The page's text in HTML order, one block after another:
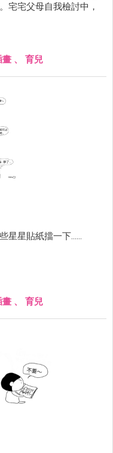
宅宅父母自我檢討中，
畫 、 育兒
星星貼紙擋一下……
畫 、 育兒